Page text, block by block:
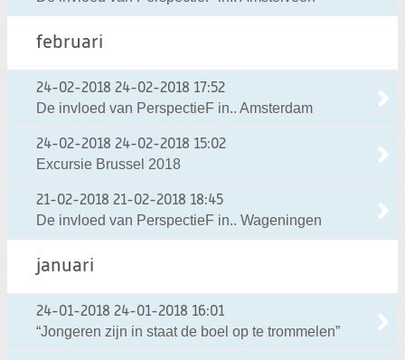
februari
24-02-2018 24-02-2018 17:52
De invloed van PerspectieF in.. Amsterdam
24-02-2018 24-02-2018 15:02
Excursie Brussel 2018
21-02-2018 21-02-2018 18:45
De invloed van PerspectieF in.. Wageningen
januari
24-01-2018 24-01-2018 16:01
“Jongeren zijn in staat de boel op te trommelen”